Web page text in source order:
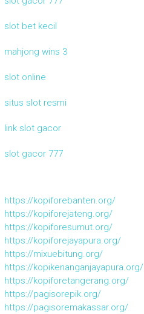
slot bet kecil
mahjong wins 3
slot online
situs slot resmi
link slot gacor
slot gacor 777
https://kopiforebanten.org/
https://kopiforejateng.org/
https://kopiforesumut.org/
https://kopiforejayapura.org/
https://mixuebitung.org/
https://kopikenanganjayapura.org/
https://kopiforetangerang.org/
https://pagisorepik.org/
https://pagisoremakassar.org/